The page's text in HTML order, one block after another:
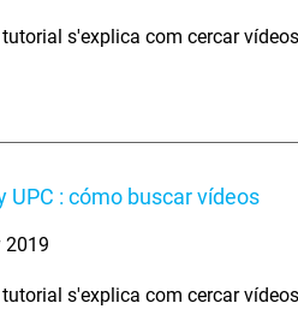
s'explica com cercar
UPC : cómo buscar vídeos
2019
s'explica com cercar